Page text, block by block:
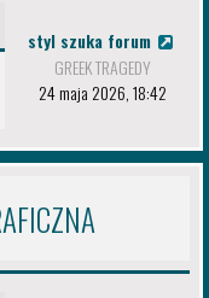
styl szuka forum
GREEK TRAGEDY
24 maja 2026, 18:42